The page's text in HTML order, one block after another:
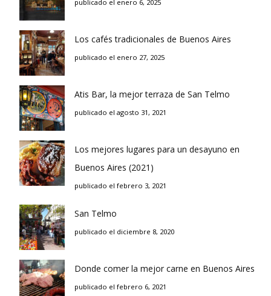
publicado el enero 6, 2025
Los cafés tradicionales de Buenos Aires
publicado el enero 27, 2025
Atis Bar, la mejor terraza de San Telmo
publicado el agosto 31, 2021
Los mejores lugares para un desayuno en
Buenos Aires (2021)
publicado el febrero 3, 2021
San Telmo
publicado el diciembre 8, 2020
Donde comer la mejor carne en Buenos Aires
publicado el febrero 6, 2021